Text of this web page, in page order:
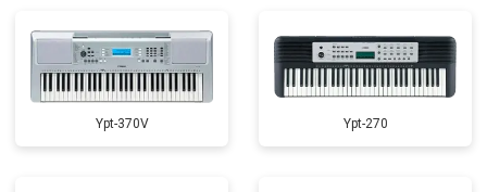
Ypt-370V Ypt-270